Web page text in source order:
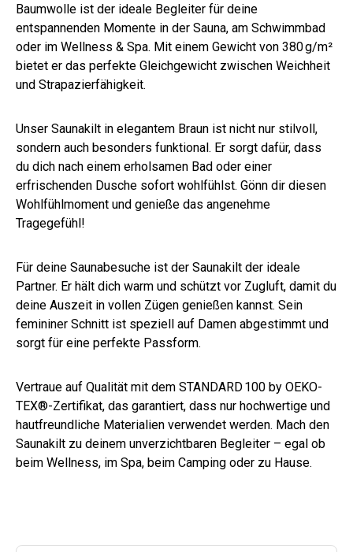
Baumwolle ist der ideale Begleiter für deine
entspannenden Momente in der Sauna, am Schwimmbad
oder im Wellness & Spa. Mit einem Gewicht von 380 g/m²
bietet er das perfekte Gleichgewicht zwischen Weichheit
und Strapazierfähigkeit.
Unser Saunakilt in elegantem Braun ist nicht nur stilvoll,
sondern auch besonders funktional. Er sorgt dafür, dass
du dich nach einem erholsamen Bad oder einer
erfrischenden Dusche sofort wohlfühlst. Gönn dir diesen
Wohlfühlmoment und genieße das angenehme
Tragegefühl!
Für deine Saunabesuche ist der Saunakilt der ideale
Partner. Er hält dich warm und schützt vor Zugluft, damit du
deine Auszeit in vollen Zügen genießen kannst. Sein
femininer Schnitt ist speziell auf Damen abgestimmt und
sorgt für eine perfekte Passform.
Vertraue auf Qualität mit dem STANDARD 100 by OEKO-
TEX®-Zertifikat, das garantiert, dass nur hochwertige und
hautfreundliche Materialien verwendet werden. Mach den
Saunakilt zu deinem unverzichtbaren Begleiter – egal ob
beim Wellness, im Spa, beim Camping oder zu Hause.